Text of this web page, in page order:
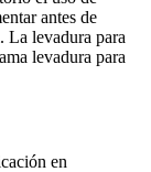
antes de
La levadura para
levadura para
en